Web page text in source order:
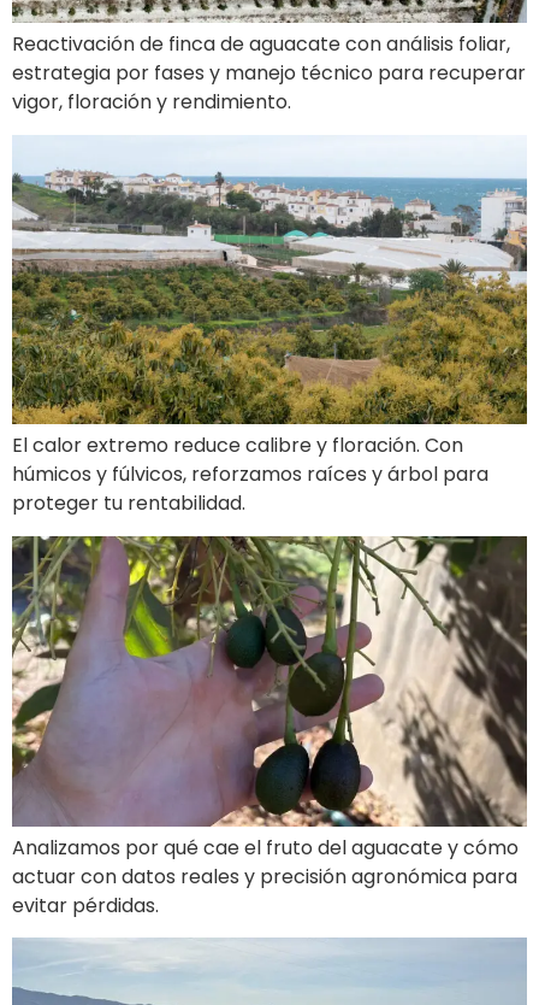
Reactivación de finca de aguacate con análisis foliar,
estrategia por fases y manejo técnico para recuperar
vigor, floración y rendimiento.
Calor en aguacate:
El calor extremo reduce calibre y floración. Con
húmicos y fúlvicos, reforzamos raíces y árbol para
proteger tu rentabilidad.
Prevenir caída de frutos
Analizamos por qué cae el fruto del aguacate y cómo
actuar con datos reales y precisión agronómica para
evitar pérdidas.
¿Cuánto te cuesta